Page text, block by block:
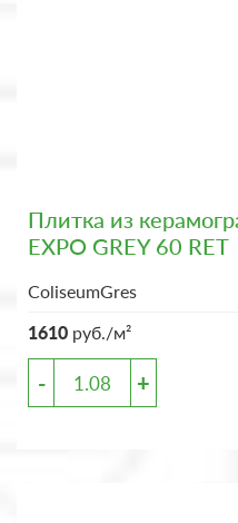
Плитка из
EXPO GREY 60 RET
ColiseumGres
1610 руб./м²
- +